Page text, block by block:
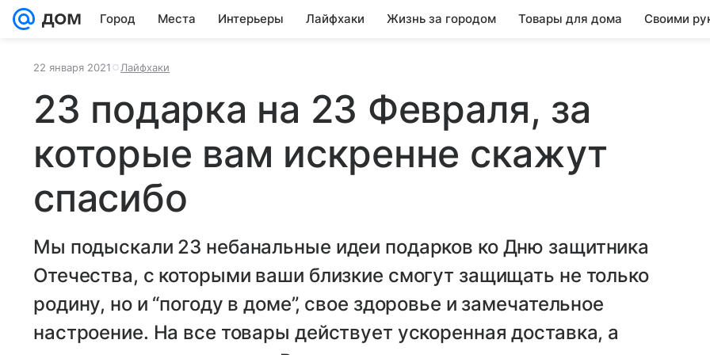
Город Места Интерьеры Лайфхаки Жизнь за городом Товары для дома Своими
22 января 2021 Лайфхаки
23 подарка на 23 Февраля, за
которые вам искренне скажут
спасибо
Мы подыскали 23 небанальные идеи подарков ко Дню защитника
Отечества, с которыми ваши близкие смогут защищать не только
родину, но и “погоду в доме”, свое здоровье и замечательное
настроение. На все товары действует ускоренная доставка, а